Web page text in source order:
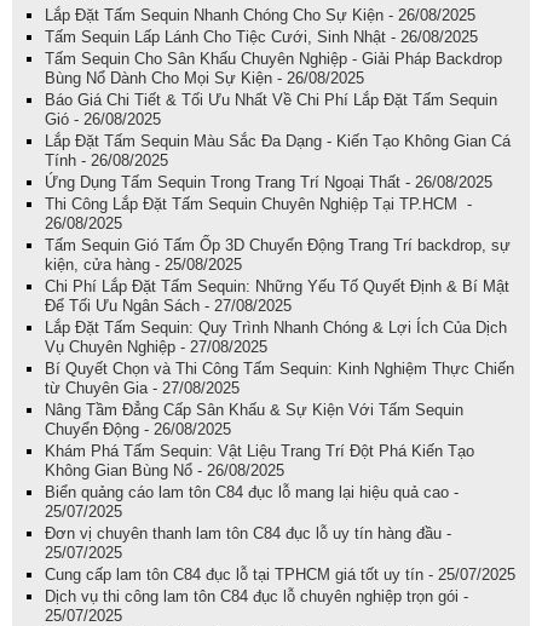
Lắp Đặt Tấm Sequin Nhanh Chóng Cho Sự Kiện - 26/08/2025
Tấm Sequin Lấp Lánh Cho Tiệc Cưới, Sinh Nhật - 26/08/2025
Tấm Sequin Cho Sân Khấu Chuyên Nghiệp - Giải Pháp Backdrop
Bùng Nổ Dành Cho Mọi Sự Kiện - 26/08/2025
Báo Giá Chi Tiết & Tối Ưu Nhất Về Chi Phí Lắp Đặt Tấm Sequin
Gió - 26/08/2025
Lắp Đặt Tấm Sequin Màu Sắc Đa Dạng - Kiến Tạo Không Gian Cá
Tính - 26/08/2025
Ứng Dụng Tấm Sequin Trong Trang Trí Ngoại Thất - 26/08/2025
Thi Công Lắp Đặt Tấm Sequin Chuyên Nghiệp Tại TP.HCM -
26/08/2025
Tấm Sequin Gió Tấm Ốp 3D Chuyển Động Trang Trí backdrop, sự
kiện, cửa hàng - 25/08/2025
Chi Phí Lắp Đặt Tấm Sequin: Những Yếu Tố Quyết Định & Bí Mật
Để Tối Ưu Ngân Sách - 27/08/2025
Lắp Đặt Tấm Sequin: Quy Trình Nhanh Chóng & Lợi Ích Của Dịch
Vụ Chuyên Nghiệp - 27/08/2025
Bí Quyết Chọn và Thi Công Tấm Sequin: Kinh Nghiệm Thực Chiến
từ Chuyên Gia - 27/08/2025
Nâng Tầm Đẳng Cấp Sân Khấu & Sự Kiện Với Tấm Sequin
Chuyển Động - 26/08/2025
Khám Phá Tấm Sequin: Vật Liệu Trang Trí Đột Phá Kiến Tạo
Không Gian Bùng Nổ - 26/08/2025
Biển quảng cáo lam tôn C84 đục lỗ mang lại hiệu quả cao -
25/07/2025
Đơn vị chuyên thanh lam tôn C84 đục lỗ uy tín hàng đầu -
25/07/2025
Cung cấp lam tôn C84 đục lỗ tại TPHCM giá tốt uy tín - 25/07/2025
Dịch vụ thi công lam tôn C84 đục lỗ chuyên nghiệp trọn gói -
25/07/2025